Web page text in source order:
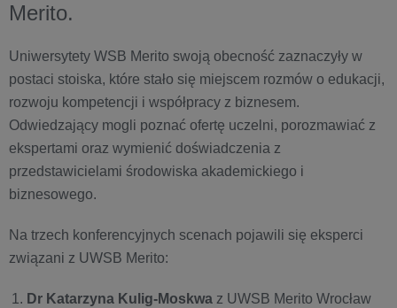
Merito.
Uniwersytety WSB Merito swoją obecność zaznaczyły w
postaci stoiska, które stało się miejscem rozmów o edukacji,
rozwoju kompetencji i współpracy z biznesem.
Odwiedzający mogli poznać ofertę uczelni, porozmawiać z
ekspertami oraz wymienić doświadczenia z
przedstawicielami środowiska akademickiego i
biznesowego.
Na trzech konferencyjnych scenach pojawili się eksperci
związani z UWSB Merito:
Dr Katarzyna Kulig-Moskwa z UWSB Merito Wrocław